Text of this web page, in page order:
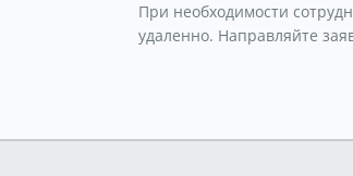
При необходимости
удаленно. Направляйте